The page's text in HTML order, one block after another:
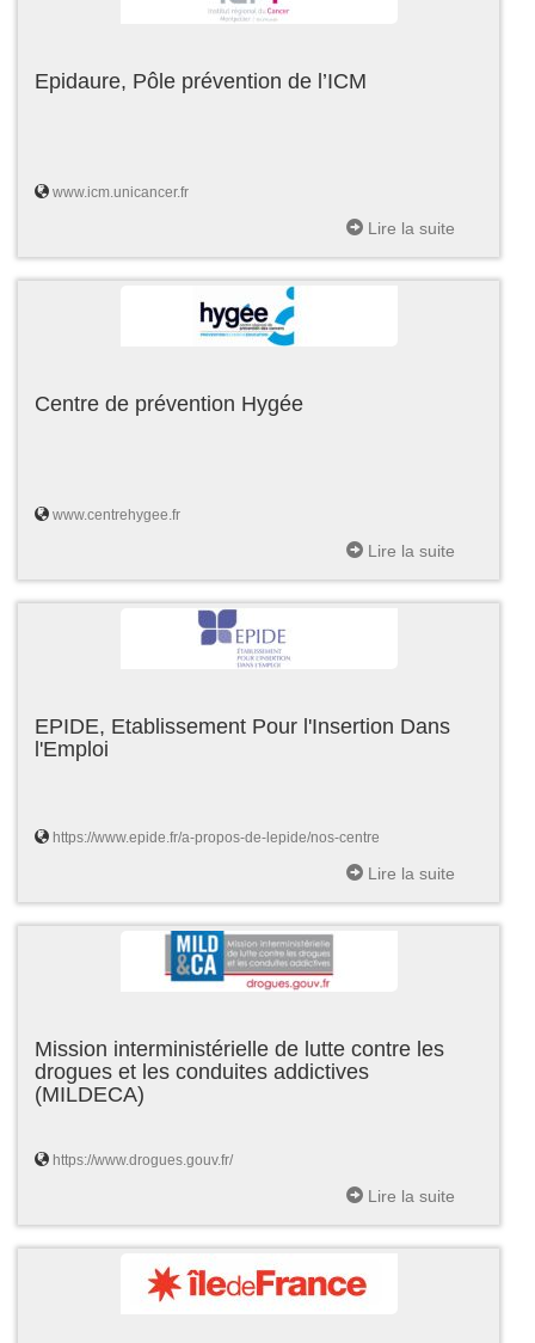
Epidaure, Pôle prévention de l’ICM
www.icm.unicancer.fr
Lire la suite
Centre de prévention Hygée
www.centrehygee.fr
Lire la suite
EPIDE, Etablissement Pour l'Insertion Dans
l'Emploi
https://www.epide.fr/a-propos-de-lepide/nos-centre
Lire la suite
Mission interministérielle de lutte contre les
drogues et les conduites addictives
(MILDECA)
https://www.drogues.gouv.fr/
Lire la suite